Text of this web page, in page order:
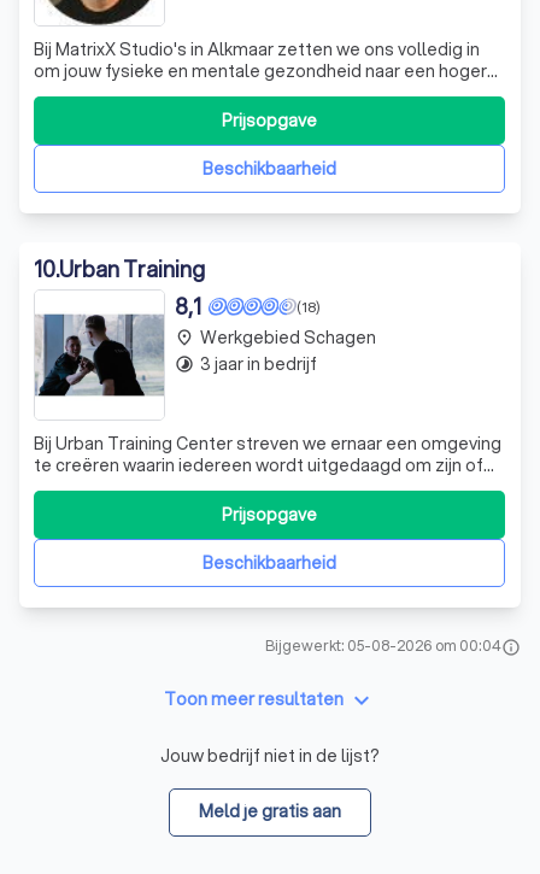
Bij MatrixX Studio's in Alkmaar zetten we ons volledig in
om jouw fysieke en mentale gezondheid naar een hoger
niveau te tillen. Ons aanbod is divers en afgestemd op
iedereen die zijn of haar levensstijl wil verbeteren,
ongeacht het fitnessniveau. Wij bieden personal training,
CrossTraining, bedrijfBeschikbaarheid
Prijsopgave
10.Urban Training
(18)
8,1
Bij Urban Training Center streven we ernaar een omgeving
te creëren waarin iedereen wordt uitgedaagd om zijn of
haar persoonlijke grenzen te verleggen. Onze missie is
om mensen te helpen het beste uit zichzelf te halen,
zowel fysiek als mentaal. We bieden een breed scala aan
trainingsprogramma's dieBeschikbaarheid
Prijsopgave
place Werkgebied Schagen
timelapse 3 jaar in bedrijf
Bijgewerkt: 05-08-2026 om 00:04info
Toon meer resultaten keyboard_arrow_down
Jouw bedrijf niet in de lijst?
Meld je gratis aan